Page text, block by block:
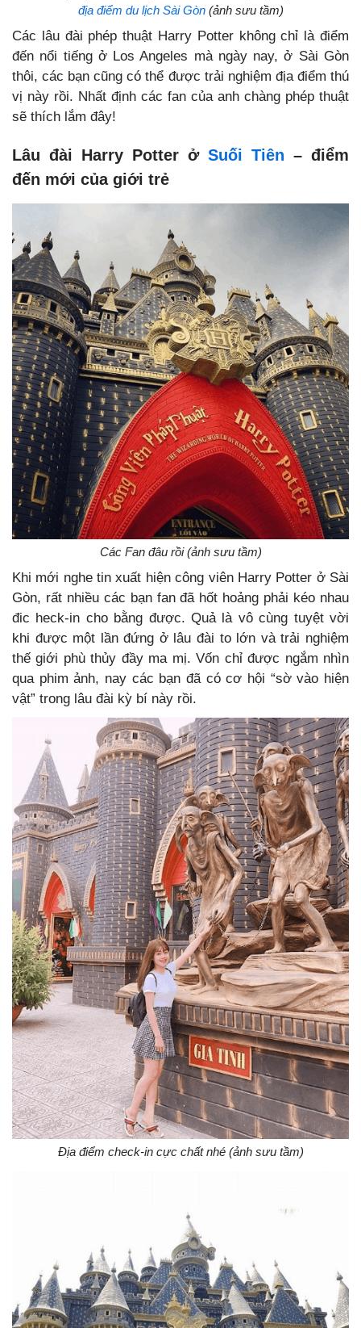
địa điểm du lịch Sài Gòn(ảnh sưu tầm)
Các lâu đài phép thuật Harry Potter không chỉ là điểm
đến nổi tiếng ở Los Angeles mà ngày nay, ở Sài Gòn
thôi, các bạn cũng có thể được trải nghiệm địa điểm thú
vị này rồi. Nhất định các fan của anh chàng phép thuật
sẽ thích lắm đây!
Lâu đài Harry Potter ở Suối Tiên – điểm
đến mới của giới trẻ
Các Fan đâu rồi (ảnh sưu tầm)
Khi mới nghe tin xuất hiện công viên Harry Potter ở Sài
Gòn, rất nhiều các bạn fan đã hốt hoảng phải kéo nhau
đic heck-in cho bằng được. Quả là vô cùng tuyệt vời
khi được một lần đứng ở lâu đài to lớn và trải nghiệm
thế giới phù thủy đầy ma mị. Vốn chỉ được ngắm nhìn
qua phim ảnh, nay các bạn đã có cơ hội “sờ vào hiện
vật” trong lâu đài kỳ bí này rồi.
Địa điểm check-in cực chất nhé (ảnh sưu tầm)